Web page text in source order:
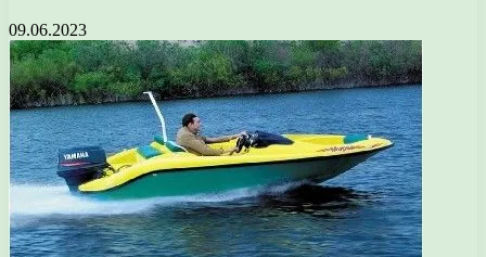
09.06.2023